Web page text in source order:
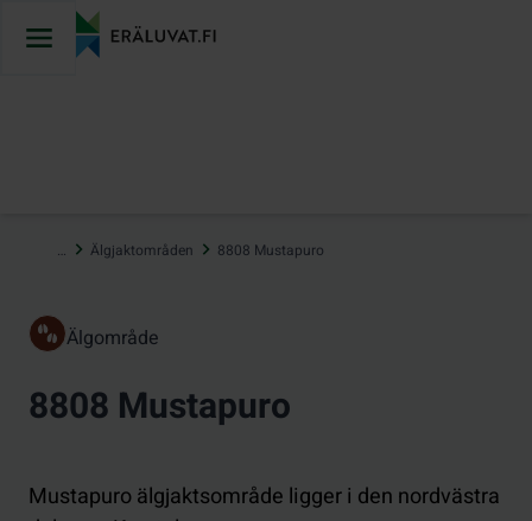
… Älgjaktområden 8808 Mustapuro
Älgområde
8808 Mustapuro
Mustapuro älgjaktsområde ligger i den nordvästra